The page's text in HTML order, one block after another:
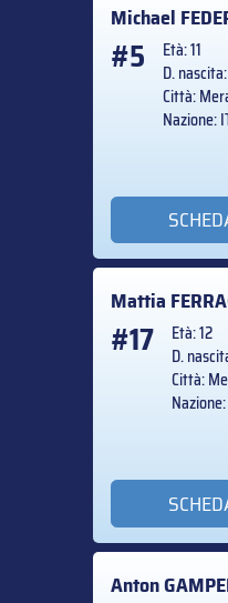
Michael
#5
Età: 11
D.
Città:
Nazione:
Mattia
#17
Età: 12
D.
Città:
Anton